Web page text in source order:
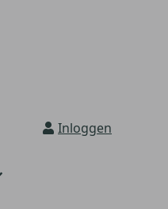
Inloggen